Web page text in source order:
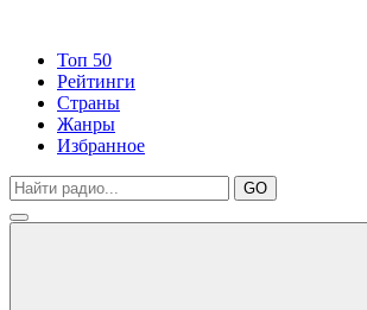
Топ 50
Рейтинги
Страны
Жанры
Избранное
GO